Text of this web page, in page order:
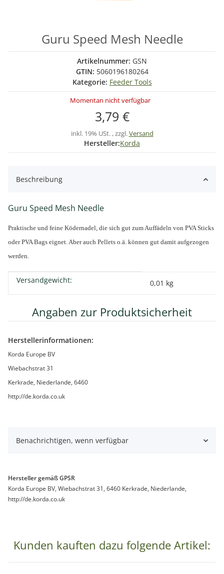
Guru Speed Mesh Needle
Artikelnummer: GSN
GTIN: 5060196180264
Kategorie: Feeder Tools
Momentan nicht verfügbar
3,79 €
inkl. 19% USt. , zzgl.Versand
Hersteller:Korda
Beschreibung
Guru Speed Mesh Needle
Praktische und feine Ködernadel, die sich gut zum Auffädeln von PVA Sticks
oder PVA Bags eignet. Aber auch Pellets o.ä. können gut damit aufgezogen
werden.
Produkteigenschaft
Wert
Versandgewicht: 0,01 kg
Angaben zur Produktsicherheit
Herstellerinformationen:
Korda Europe BV
Wiebachstrat 31
Kerkrade, Niederlande, 6460
http://de.korda.co.uk
Benachrichtigen, wenn verfügbar
Hersteller gemäß GPSR
Korda Europe BV, Wiebachstrat 31, 6460 Kerkrade, Niederlande,
http://de.korda.co.uk
Kunden kauften dazu folgende Artikel: